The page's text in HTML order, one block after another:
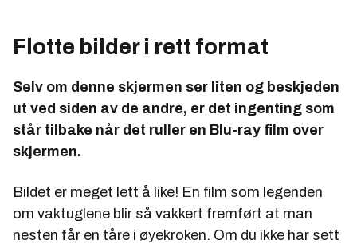
Flotte bilder i rett format
Selv om denne skjermen ser liten og beskjeden
ut ved siden av de andre, er det ingenting som
står tilbake når det ruller en Blu-ray film over
skjermen.
Bildet er meget lett å like! En film som legenden
om vaktuglene blir så vakkert fremført at man
nesten får en tåre i øyekroken. Om du ikke har sett